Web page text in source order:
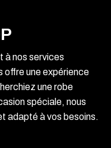
à nos services
offre une expérience
une robe
spéciale, nous
adapté à vos besoins.